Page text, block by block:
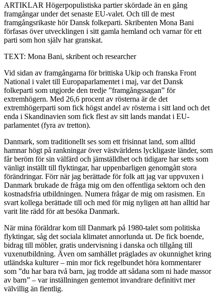
ARTIKLAR Högerpopulistiska partier skördade än en gång
framgångar under det senaste EU-valet. Och till de mest
framgångsrikaste hör Dansk folkeparti. Skribenten Mona Bani
förfasas över utvecklingen i sitt gamla hemland och varnar för ett
parti som hon själv har granskat.
TEXT: Mona Bani, skribent och researcher
Vid sidan av framgångarna för brittiska Ukip och franska Front
National i valet till Europaparlamentet i maj, var det Dansk
folkeparti som utgjorde den tredje ”framgångssagan” för
extremhögern. Med 26,6 procent av rösterna är de det
extremhögerparti som fick högst andel av rösterna i sitt land och det
enda i Skandinavien som fick flest av sitt lands mandat i EU-
parlamentet (fyra av tretton).
Danmark, som traditionellt ses som ett frisinnat land, som alltid
hamnar högt på rankningar över västvärldens lyckligaste länder, som
får beröm för sin välfärd och jämställdhet och tidigare har setts som
vänligt inställt till flyktingar, har uppenbarligen genomgått stora
förändringar. Förr när jag berättade för folk att jag var uppvuxen i
Danmark brukade de fråga mig om den offentliga sektorn och den
kostnadsfria utbildningen. Numera frågar de mig om rasismen. En
svart kollega berättade till och med för mig nyligen att han alltid har
varit lite rädd för att besöka Danmark.
När mina föräldrar kom till Danmark på 1980-talet som politiska
flyktingar, såg det sociala klimatet annorlunda ut. De fick boende,
bidrag till möbler, gratis undervisning i danska och tillgång till
vuxenutbildning. Även om samhället präglades av okunnighet kring
utländska kulturer – min mor fick regelbundet höra kommentarer
som ”du har bara två barn, jag trodde att sådana som ni hade massor
av barn” – var inställningen gentemot invandrare definitivt mer
välvillig än fientlig.